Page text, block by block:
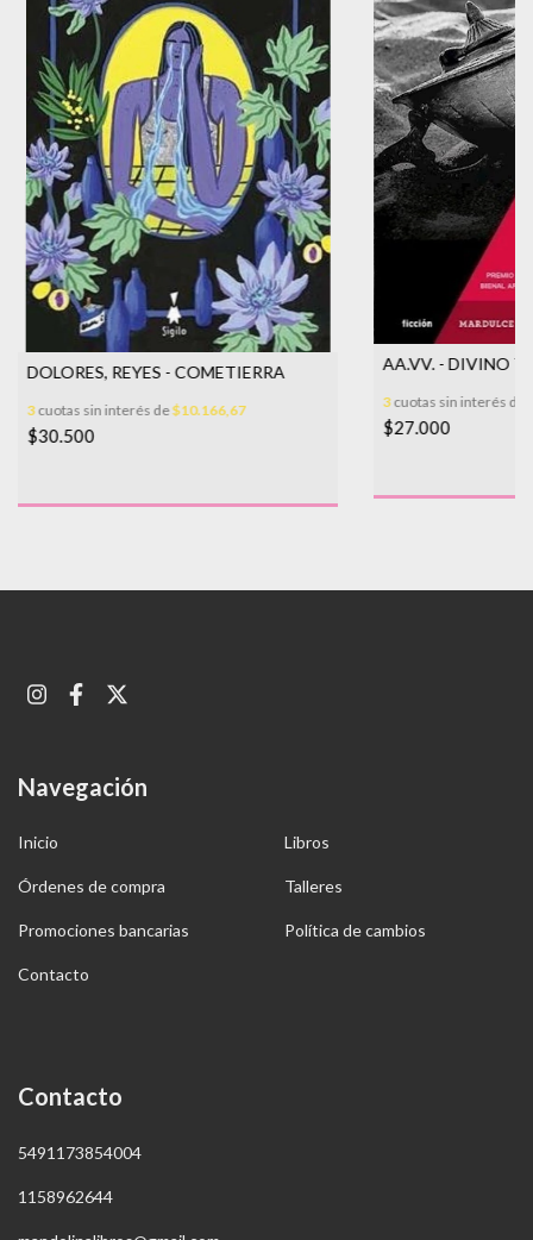
DOLORES, REYES - COMETIERRA
3cuotas sin interés de$10.166,67
$30.500
AA.VV. - DIVINO
3cuotas sin interés de
$27.000
Navegación
Inicio Libros
Órdenes de compra Talleres
Promociones bancarias Política de cambios
Contacto
Contacto
5491173854004
1158962644